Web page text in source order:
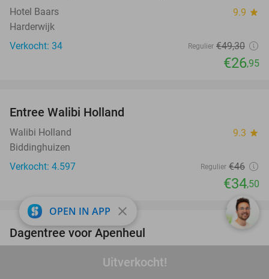
Uitverkocht!
Hotel Baars 9.9 star
Harderwijk
Verkocht: 34
Regulier €49,30
€26,95
Entree Walibi Holland
Walibi Holland 9.3 star
Biddinghuizen
Verkocht: 4.597
Regulier €46
€34,50
favorite_border
Dagentree voor Apenheul
OPEN IN APP close